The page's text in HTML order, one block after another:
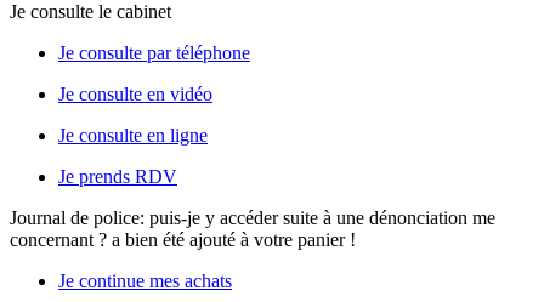
Je consulte le cabinet
Je consulte par téléphone
Je consulte en vidéo
Je consulte en ligne
Je prends RDV
Journal de police: puis-je y accéder suite à une dénonciation me
concernant ? a bien été ajouté à votre panier !
Je continue mes achats